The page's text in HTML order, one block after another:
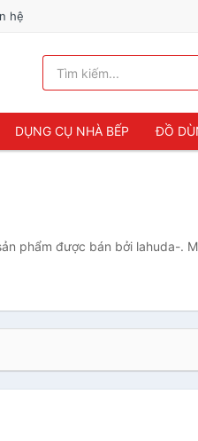
hệ
DỤNG CỤ NHÀ BẾP ĐỒ
phẩm được bán bởi lahuda-.